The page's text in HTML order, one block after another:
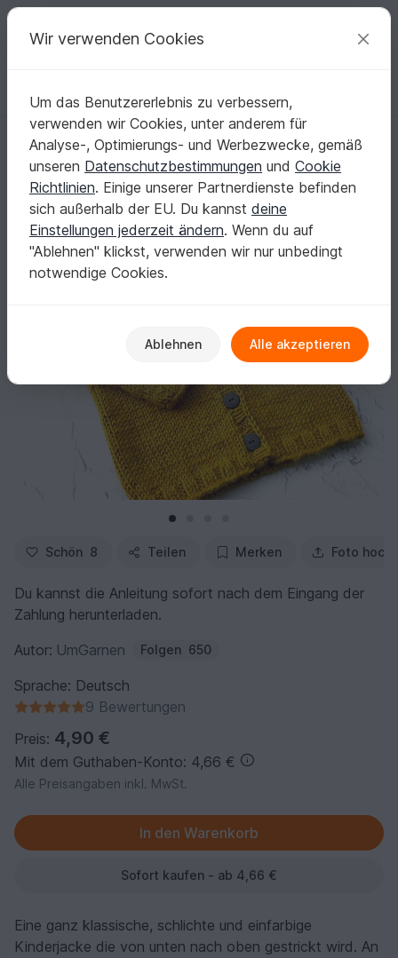
Deine kreativen Ideen
Deutsch | € (EUR) einloggen Kostenlos registrieren
Startseite Stricken Babys Jacken
Strickanleitung Kinderjacke MIA Nr. 2, Größe 80 - 122
Strickanleitung Kinderjacke MIA Nr. 2, Größe
80 - 122
Schön 8 Teilen Merken Foto
Du kannst die Anleitung sofort nach dem Eingang der
Zahlung herunterladen.
Autor: UmGarnen Folgen 650
Sprache: Deutsch
9 Bewertungen
Preis: 4,90 €
Mit dem Guthaben-Konto: 4,66 €
Alle Preisangaben inkl. MwSt.
Sofort kaufen - ab 4,66 €
Eine ganz klassische, schlichte und einfarbige
Kinderjacke die von unten nach oben gestrickt wird. An
Wir verwenden Cookies
Um das Benutzererlebnis zu verbessern,
verwenden wir Cookies, unter anderem für
Analyse-, Optimierungs- und Werbezwecke, gemäß
unseren Datenschutzbestimmungen und Cookie
Richtlinien. Einige unserer Partnerdienste befinden
sich außerhalb der EU. Du kannst deine
Einstellungen jederzeit ändern. Wenn du auf
"Ablehnen" klickst, verwenden wir nur unbedingt
notwendige Cookies.
Ablehnen Alle akzeptieren